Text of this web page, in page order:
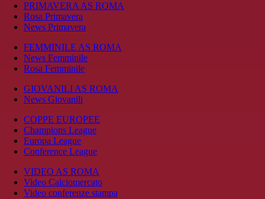
PRIMAVERA AS ROMA
Rosa Primavera
News Primavera
FEMMINILE AS ROMA
News Femminile
Rosa Femminile
GIOVANILI AS ROMA
News Giovanili
COPPE EUROPEE
Champions League
Europa League
Conference League
VIDEO AS ROMA
Video Calciomercato
Video conferenze stampa